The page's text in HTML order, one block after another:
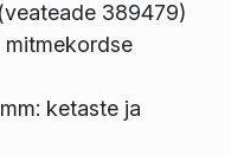
389479)
ketaste ja